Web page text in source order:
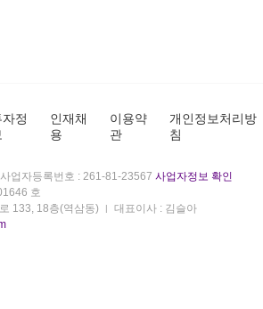
자정
인재채
용
이용약
관
개인정보처리방
침
사업자등록번호 : 261-81-23567 사업자정보 확인
호
133, 18층(역삼동)
대표이사 : 김슬아